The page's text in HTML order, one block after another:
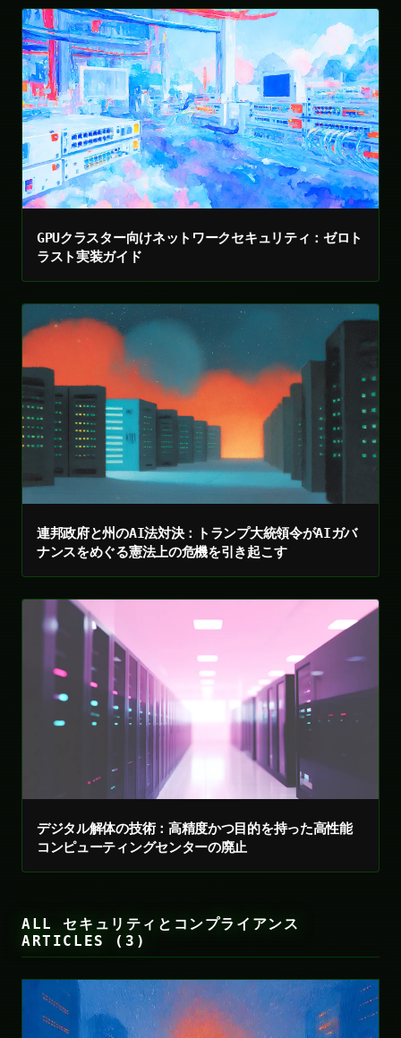
GPUクラスター向けネットワークセキュリティ：ゼロト
ラスト実装ガイド
連邦政府と州のAI法対決：トランプ大統領令がAIガバ
ナンスをめぐる憲法上の危機を引き起こす
デジタル解体の技術：高精度かつ目的を持った高性能
コンピューティングセンターの廃止
ALL セキュリティとコンプライアンス
ARTICLES (3)